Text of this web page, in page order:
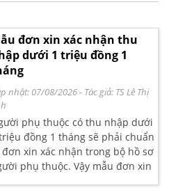
đơn xin xác nhận thu
dưới 1 triệu đồng 1
nhật: 07/08/2026- Tác giả: TS Lê Thị
phụ thuộc có thu nhập dưới
đồng 1 tháng sẽ phải chuẩn
xin xác nhận trong bộ hồ sơ
phụ thuộc. Vậy mẫu đơn xin